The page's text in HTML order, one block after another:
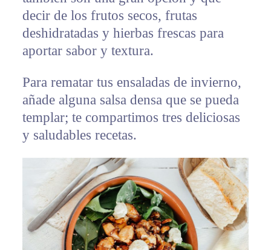
decir de los frutos secos, frutas
deshidratadas y hierbas frescas para
aportar sabor y textura.
Para rematar tus ensaladas de invierno,
añade alguna salsa densa que se pueda
templar; te compartimos tres deliciosas
y saludables recetas.